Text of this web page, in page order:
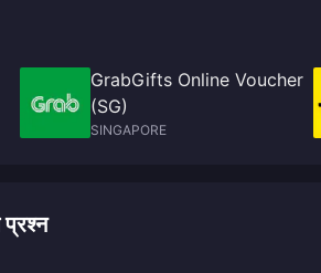
GrabGifts Online Voucher
(SG)
SINGAPORE